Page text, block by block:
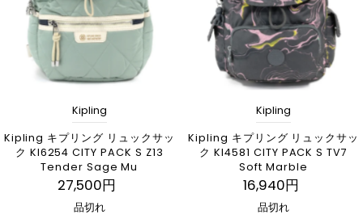
アルファベット順, Z-A
価格の安い順
価格の高い順
Kipling
Kipling キプリング リュックサッ
ク KI6254 CITY PACK S Z13
Tender Sage Mu
27,500円
品切れ
Kipling
Kipling キプリング リュックサッ
ク KI4581 CITY PACK S TV7
Soft Marble
16,940円
品切れ